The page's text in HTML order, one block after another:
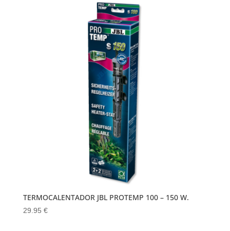
TERMOCALENTADOR JBL PROTEMP 100 – 150 W.
29.95 €